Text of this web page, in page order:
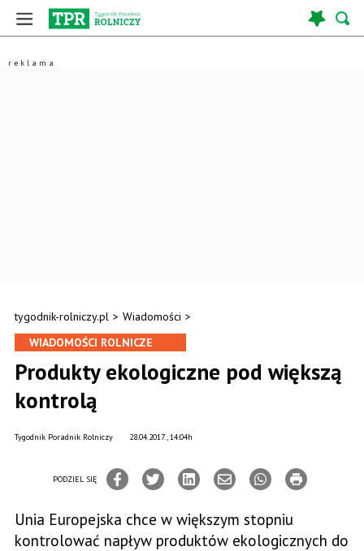
tygodnik-rolniczy.pl > Wiadomości >
WIADOMOŚCI ROLNICZE
Produkty ekologiczne pod większą
kontrolą
28.04.2017., 14:04h
Tygodnik Poradnik Rolniczy
PODZIEL SIĘ
Unia Europejska chce w większym stopniu
kontrolować napływ produktów ekologicznych do